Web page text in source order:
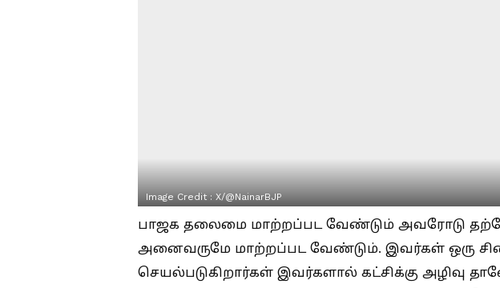
Image Credit : X/@NainarBJP
பாஜக தலைமை மாற்றப்பட வேண்டும் அவரோடு
அனைவருமே மாற்றப்பட வேண்டும். இவர்கள் ஒரு
செயல்படுகிறார்கள் இவர்களால் கட்சிக்கு அழிவு